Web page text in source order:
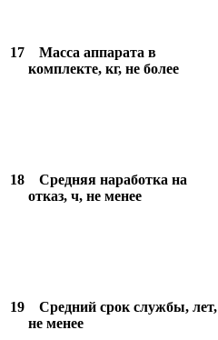
17
Масса аппарата в
комплекте, кг, не более
18
Средняя наработка на
отказ, ч, не менее
19
Средний срок службы, лет,
не менее